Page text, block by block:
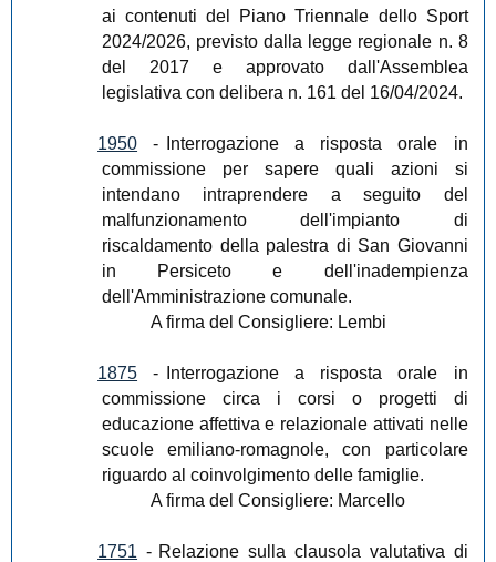
ai contenuti del Piano Triennale dello Sport
2024/2026, previsto dalla legge regionale n. 8
del 2017 e approvato dall'Assemblea
legislativa con delibera n. 161 del 16/04/2024.
1950 -
Interrogazione a risposta orale in
commissione per sapere quali azioni si
intendano intraprendere a seguito del
malfunzionamento dell'impianto di
riscaldamento della palestra di San Giovanni
in Persiceto e dell'inadempienza
dell'Amministrazione comunale.
A firma del Consigliere: Lembi
1875 -
Interrogazione a risposta orale in
commissione circa i corsi o progetti di
educazione affettiva e relazionale attivati nelle
scuole emiliano-romagnole, con particolare
riguardo al coinvolgimento delle famiglie.
A firma del Consigliere: Marcello
1751 - Relazione sulla clausola valutativa di